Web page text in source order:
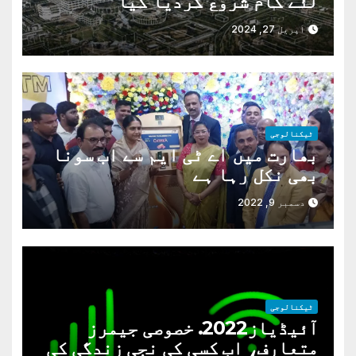
اپریل 27, 2024
ٹیکنالوجی
بھارت میں اے ٹی ایم سے اب سونا
بھی نکل رہا ہے
دسمبر 9, 2022
ٹیکنالوجی
آئیڈیاز2022. خصوصی جیمرز
متعارف، اب کسی کی نجی زندگی کی